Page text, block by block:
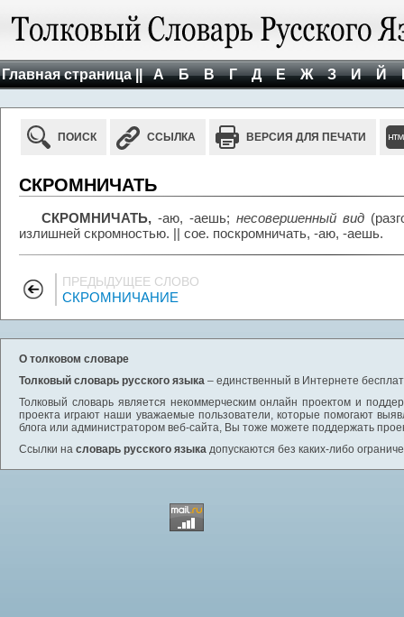
Главная страница || А Б В Г Д Е Ж З И Й
ПОИСК ССЫЛКА ВЕРСИЯ ДЛЯ ПЕЧАТИ
СКРОМНИЧАТЬ
СКРОМНИЧАТЬ, -аю, -аешь; несовершенный вид
излишней скромностью. || сое. поскромничать, -аю, -аешь.
ПРЕДЫДУЩЕЕ СЛОВО
СКРОМНИЧАНИЕ
О толковом словаре
Толковый словарь русского языка – единственный в Интернете
Толковый словарь является некоммерческим онлайн проектом и
проекта играют наши уважаемые пользователи, которые помогают
блога или администратором веб-сайта, Вы тоже можете поддержать
Ссылки на словарь русского языка допускаются без каких-либо